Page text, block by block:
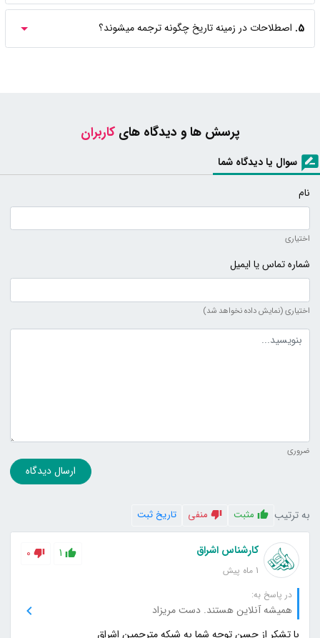
5. اصطلاحات در زمینه تاریخ چگونه ترجمه میشوند؟
پرسش ها و دیدگاه هایکاربران
سوال یا دیدگاه شما
نام
اختیاری
شماره تماس یا ایمیل
اختیاری (نمایش داده نخواهد شد)
متن دیدگاه
ضروری
ارسال دیدگاه
به ترتیب مثبت منفی تاریخ ثبت
کارشناس اشراق
1 ماه پیش
1
0
در پاسخ به:
همیشه آنلاین هستند. دست مریزاد